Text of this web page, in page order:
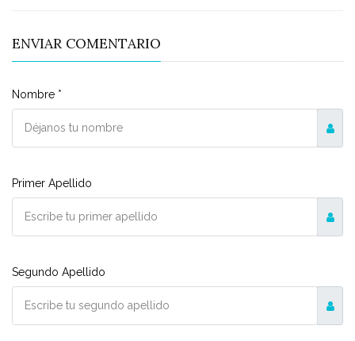
ENVIAR COMENTARIO
Nombre *
Primer Apellido
Segundo Apellido